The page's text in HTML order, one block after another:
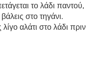
το λάδι παντού,
στο τηγάνι.
αλάτι στο λάδι πριν